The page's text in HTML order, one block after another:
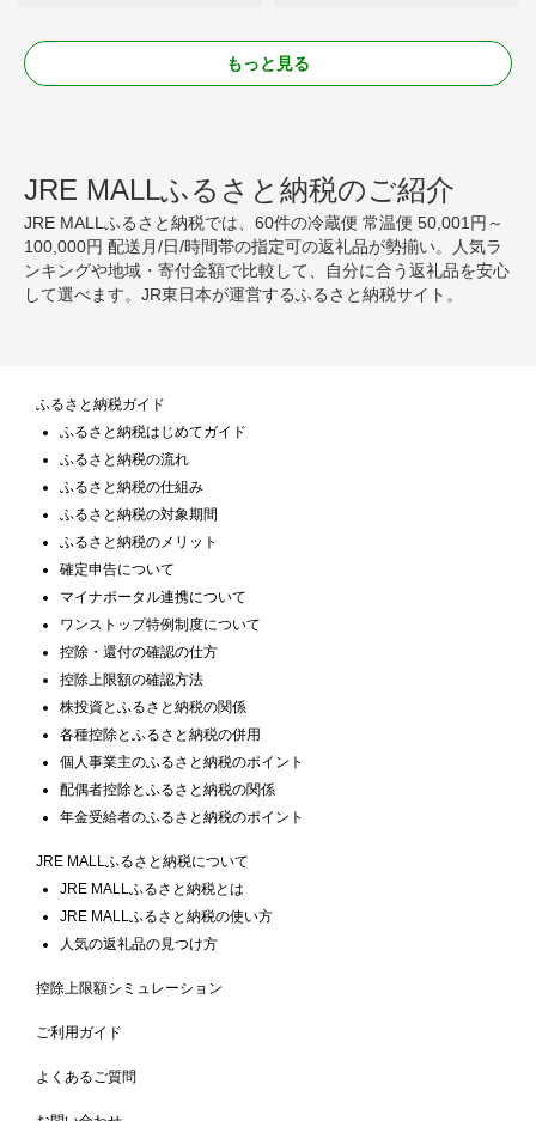
もっと見る
JRE MALLふるさと納税のご紹介
JRE MALLふるさと納税では、60件の冷蔵便 常温便 50,001円～
100,000円 配送月/日/時間帯の指定可の返礼品が勢揃い。人気ラ
ンキングや地域・寄付金額で比較して、自分に合う返礼品を安心
して選べます。JR東日本が運営するふるさと納税サイト。
ふるさと納税ガイド
ふるさと納税はじめてガイド
ふるさと納税の流れ
ふるさと納税の仕組み
ふるさと納税の対象期間
ふるさと納税のメリット
確定申告について
マイナポータル連携について
ワンストップ特例制度について
控除・還付の確認の仕方
控除上限額の確認方法
株投資とふるさと納税の関係
各種控除とふるさと納税の併用
個人事業主のふるさと納税のポイント
配偶者控除とふるさと納税の関係
年金受給者のふるさと納税のポイント
JRE MALLふるさと納税について
JRE MALLふるさと納税とは
JRE MALLふるさと納税の使い方
人気の返礼品の見つけ方
控除上限額シミュレーション
ご利用ガイド
よくあるご質問